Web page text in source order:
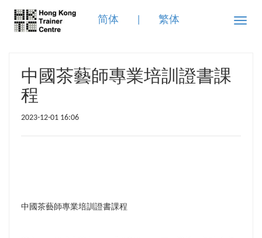
Toggle
简体 繁体
中國茶藝師專業培訓證書課
程
2023-12-01 16:06
中國茶藝師專業培訓證書課程